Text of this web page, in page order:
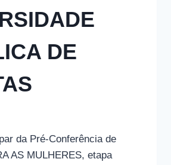
DE
da Pré-Conferência de
AS MULHERES, etapa